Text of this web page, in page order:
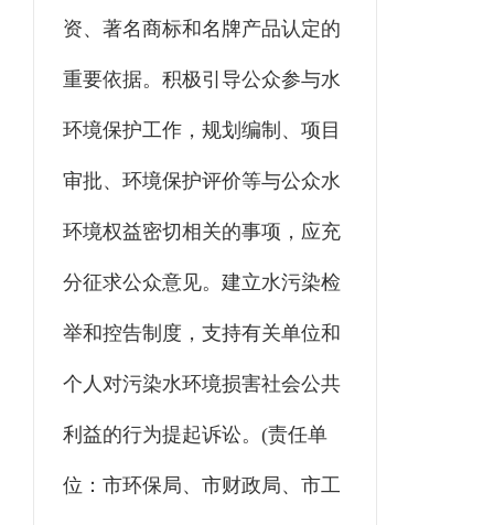
资、著名商标和名牌产品认定的
重要依据。积极引导公众参与水
环境保护工作，规划编制、项目
审批、环境保护评价等与公众水
环境权益密切相关的事项，应充
分征求公众意见。建立水污染检
举和控告制度，支持有关单位和
个人对污染水环境损害社会公共
利益的行为提起诉讼。(责任单
位：市环保局、市财政局、市工